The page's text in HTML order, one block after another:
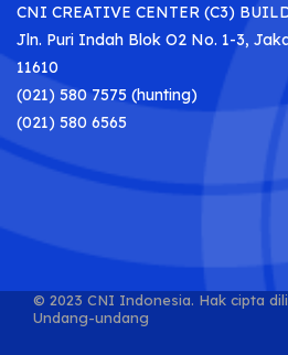
CNI CREATIVE CENTER (C3)
Jln. Puri Indah Blok O2 No. 1-3,
11610
(021) 580 7575 (hunting)
(021) 580 6565
© 2023 CNI Indonesia. Hak cipta
Undang-undang